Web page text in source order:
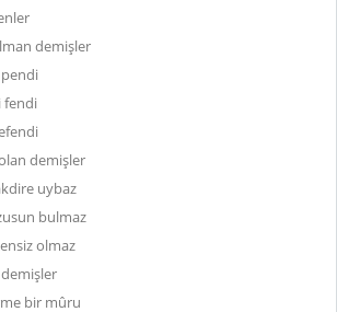
demişler
fendi
demişler
uybaz
bulmaz
olmaz
bir mûru